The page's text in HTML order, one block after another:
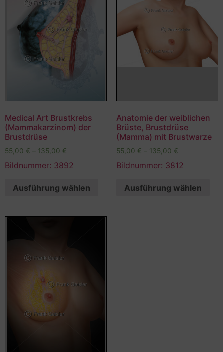
Medical Art Brustkrebs
(Mammakarzinom) der
Brustdrüse
55,00 € – 135,00 €
Bildnummer: 3892
Ausführung wählen
Anatomie der weiblichen
Brüste, Brustdrüse
(Mamma) mit Brustwarze
55,00 € – 135,00 €
Bildnummer: 3812
Ausführung wählen